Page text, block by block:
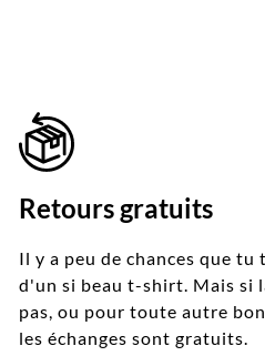
Retours gratuits
Il y a peu de chances que tu
d'un si beau t-shirt. Mais si
pas, ou pour toute autre
les échanges sont gratuits.